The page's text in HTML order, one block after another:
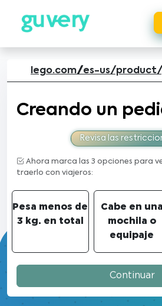
lego.com//es-us/
Creando un
Revisa las
Ahora marca las 3 opciones para
traerlo con viajeros:
Pesa menos de
3 kg. en total
Cabe en una
mochila o
equipaje
Continuar